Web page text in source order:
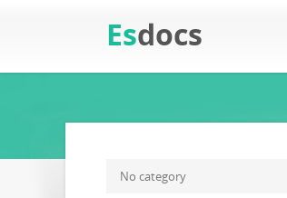
Esdocs
No category